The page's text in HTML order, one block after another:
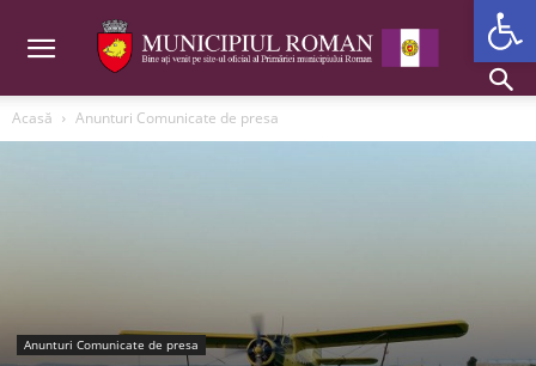
Acasă Anunturi Comunicate de presa
Anunturi Comunicate de presa